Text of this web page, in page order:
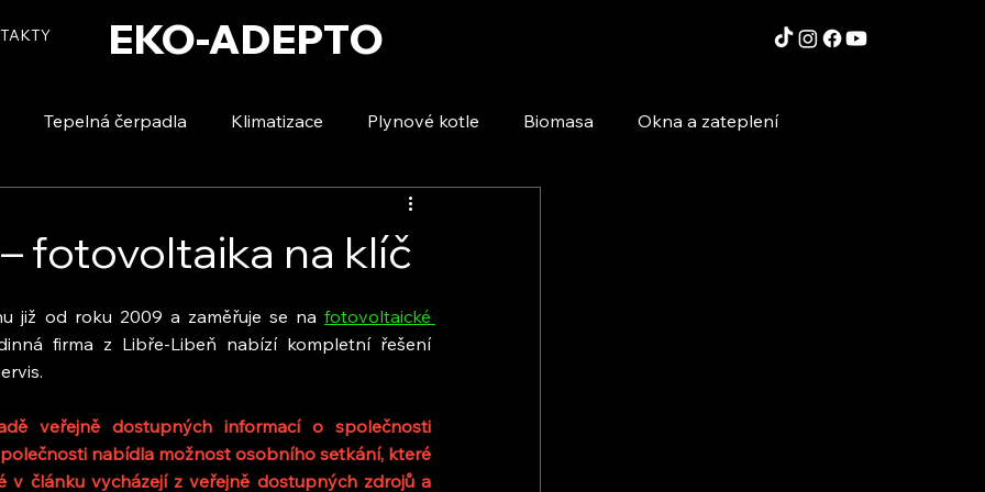
EKO-ADEPTO
Tepelná čerpadla Klimatizace Plynové kotle Biomasa Okna a zateplení
Voda a úspory
fotovoltaika na klíč
již od roku 2009 a zaměřuje se na fotovoltaické
firma z Libře-Libeň nabízí kompletní řešení
veřejně dostupných informací o společnosti
nabídla možnost osobního setkání, které
v článku vycházejí z veřejně dostupných zdrojů a